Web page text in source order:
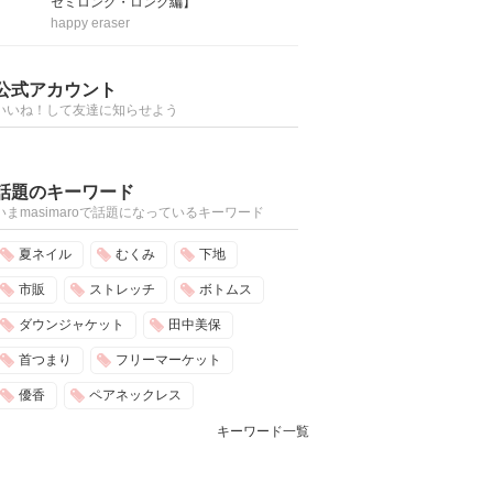
happy eraser
式アカウント
いね！して友達に知らせよう
題のキーワード
まmasimaroで話題になっているキーワード
夏ネイル むくみ 下地
市販 ストレッチ ボトムス
ダウンジャケット 田中美保
首つまり フリーマーケット
優香 ペアネックレス
キーワード一覧